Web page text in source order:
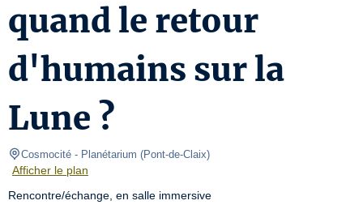
quand le retour
d'humains sur la
Lune ?
Cosmocité - Planétarium (Pont-de-Claix)
Afficher le plan
Rencontre/échange, en salle immersive